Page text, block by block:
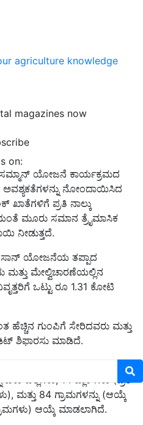
agriculture knowledge
magazines now
on:
ಸಮ್ಮಾನ್‌ ಯೋಜನೆ ಕಾರ್ಯಕ್ರಮದ
ನೋಂದಾಯಿಸಿದ
ಖಾತೆಗಳಿಗೆ ಪ್ರತಿ ನಾಲ್ಕು
ಮೂರು ಸಮಾನ ತ್ರೈಮಾಸಿಕ
ನೀಡುತ್ತದೆ.
ಯೋಜನೆಯ ತಪ್ಪಾದ
ಮತ್ತು ಮೇಲ್ವಿಚಾರಣೆಯಲ್ಲಿನ
ಒಟ್ಟು ರೂ 1.31 ಕೋಟಿ
ಹೆಚ್ಚಿನ ಗುಂಪಿಗೆ ಸೇರಿದವರು ಮತ್ತು
ಶಿಫಾರಸು ಮಾಡಿದೆ.
ಜಿಲ್ಲೆಗಳು, 140 ಬ್ಲಾಕ್‌ಗಳು
ಜಿಲ್ಲೆಗಳು, 14 ಬ್ಲಾಕ್‌ಗಳು (ಪ್ರತಿ
ಮತ್ತು 84 ಗ್ರಾಮಗಳನ್ನು (ಆಯ್ಕೆ
ಆಯ್ಕೆ ಮಾಡಲಾಗಿದೆ.